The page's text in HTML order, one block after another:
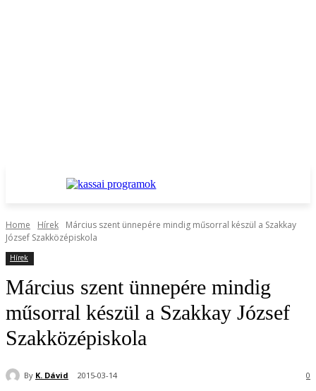
Home Hírek
Március szent ünnepére mindig műsorral készül a Szakkay
József Szakközépiskola
Hírek
Március szent ünnepére mindig
műsorral készül a Szakkay József
Szakközépiskola
By K. Dávid 2015-03-14 0